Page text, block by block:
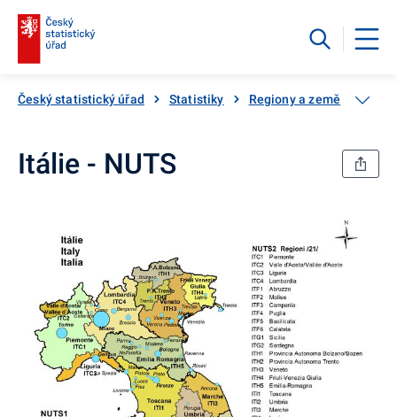
Český statistický úřad Statistiky Regiony a země
Itálie - NUTS